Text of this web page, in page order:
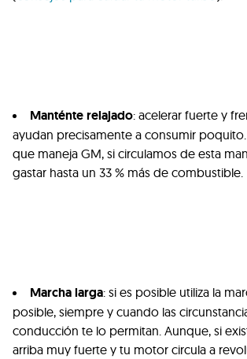
Manténte relajado: acelerar fuerte y
ayudan precisamente a consumir poquito.
que maneja GM, si circulamos de esta
gastar hasta un 33 % más de combustible.
Marcha larga: si es posible utiliza la
posible, siempre y cuando las
conducción te lo permitan. Aunque, si
arriba muy fuerte y tu motor circula a